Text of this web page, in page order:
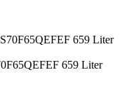
659 Liter